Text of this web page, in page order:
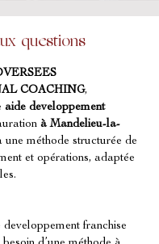
questions
COACHING,
aide developpement
à Mandelieu-la-
une méthode structurée de
et opérations, adaptée
franchise